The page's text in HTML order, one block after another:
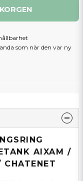
som när den var ny
AIXAM /